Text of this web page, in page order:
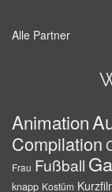
Alle Partner
Animation
Compilation
Frau Fußball
knapp Kostüm